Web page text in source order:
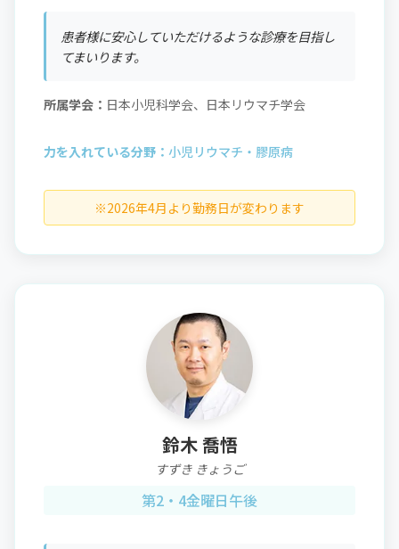
患者様に安心していただけるような診療を目指し
てまいります。
所属学会： 日本小児科学会、日本リウマチ学会
力を入れている分野： 小児リウマチ・膠原病
※2026年4月より勤務日が変わります
鈴木 喬悟
すずき きょうご
第2・4金曜日午後